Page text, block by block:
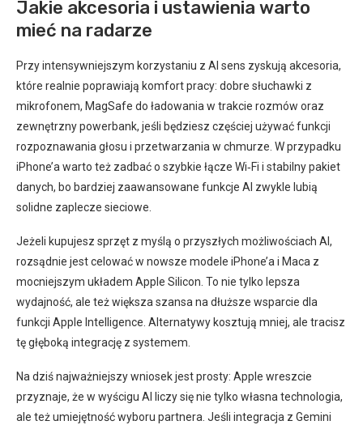
Jakie akcesoria i ustawienia warto
mieć na radarze
Przy intensywniejszym korzystaniu z AI sens zyskują akcesoria,
które realnie poprawiają komfort pracy: dobre słuchawki z
mikrofonem, MagSafe do ładowania w trakcie rozmów oraz
zewnętrzny powerbank, jeśli będziesz częściej używać funkcji
rozpoznawania głosu i przetwarzania w chmurze. W przypadku
iPhone’a warto też zadbać o szybkie łącze Wi‑Fi i stabilny pakiet
danych, bo bardziej zaawansowane funkcje AI zwykle lubią
solidne zaplecze sieciowe.
Jeżeli kupujesz sprzęt z myślą o przyszłych możliwościach AI,
rozsądnie jest celować w nowsze modele iPhone’a i Maca z
mocniejszym układem Apple Silicon. To nie tylko lepsza
wydajność, ale też większa szansa na dłuższe wsparcie dla
funkcji Apple Intelligence. Alternatywy kosztują mniej, ale tracisz
tę głęboką integrację z systemem.
Na dziś najważniejszy wniosek jest prosty: Apple wreszcie
przyznaje, że w wyścigu AI liczy się nie tylko własna technologia,
ale też umiejętność wyboru partnera. Jeśli integracja z Gemini